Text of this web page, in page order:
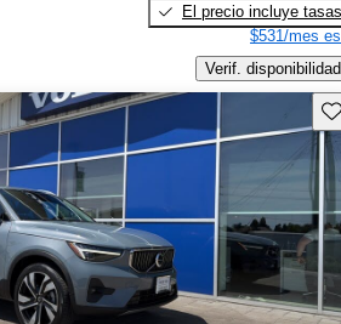
El precio incluye tasas
$531/mes
Verif. disponibilidad